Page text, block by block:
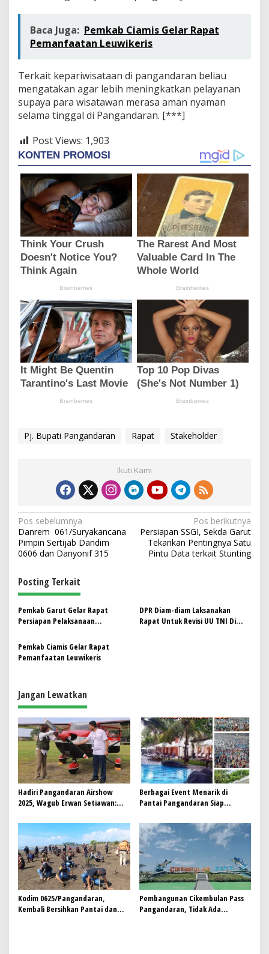
Baca Juga: Pemkab Ciamis Gelar Rapat
Pemanfaatan Leuwikeris
Terkait kepariwisataan di pangandaran beliau
mengatakan agar lebih meningkatkan pelayanan
supaya para wisatawan merasa aman nyaman
selama tinggal di Pangandaran. [***]
Post Views: 1,903
Pj. Bupati Pangandaran Rapat Stakeholder
Ikuti Kami
N
a
v
i
g
a
s
i
p
s
Pos sebelumnya
Danrem 061/Suryakancana
Pimpin Sertijab Dandim
0606 dan Danyonif 315
Pos berikutnya
Persiapan SSGI, Sekda Garut
Tekankan Pentingnya Satu
Pintu Data terkait Stunting
Posting Terkait
Pemkab Garut Gelar Rapat
Persiapan Pelaksanaan
Pasar Guntur
DPR Diam-diam Laksanakan
Rapat Untuk Revisi UU TNI Di
Pemkab Ciamis Gelar Rapat
Pemanfaatan Leuwikeris
Jangan Lewatkan
Hadiri Pangandaran Airshow
2025, Wagub Erwan Setiawan:
dengan Susi Air
Berbagai Event Menarik di
Pantai Pangandaran Siap
hanya di Bulan Oktober 2024
Kodim 0625/Pangandaran,
Kembali Bersihkan Pantai dan
Pembangunan Cikembulan Pass
Pangandaran, Tidak Ada